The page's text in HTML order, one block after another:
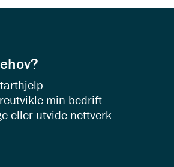
min bedrift
eller utvide nettverk